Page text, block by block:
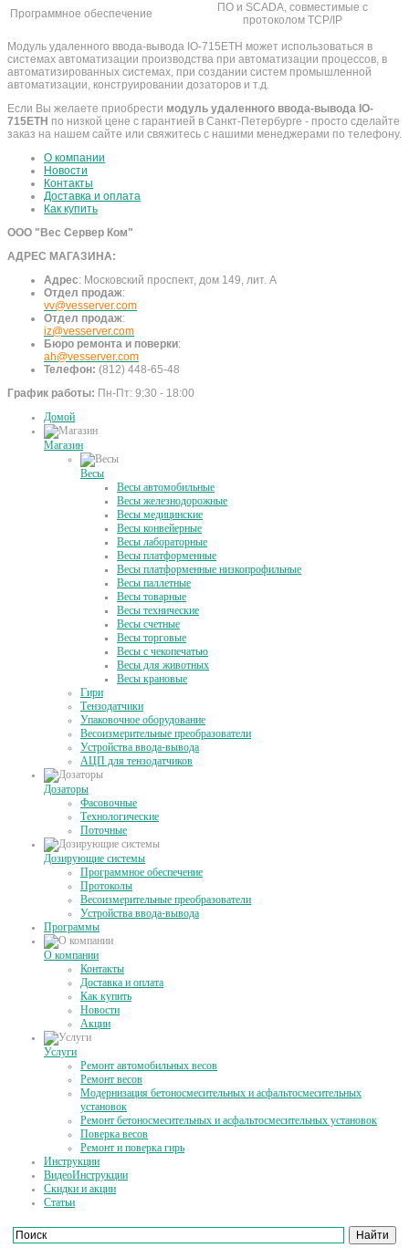
Программное обеспечение
ПО и SCADA, совместимые с
протоколом TCP/IP
Модуль удаленного ввода-вывода IO-715ETH может использоваться в
системах автоматизации производства при автоматизации процессов, в
автоматизированных системах, при создании систем промышленной
автоматизации, конструировании дозаторов и т.д.
Если Вы желаете приобрести модуль удаленного ввода-вывода IO-
715ETH по низкой цене с гарантией в Санкт-Петербурге - просто сделайте
заказ на нашем сайте или свяжитесь с нашими менеджерами по телефону.
О компании
Новости
Контакты
Доставка и оплата
Как купить
ООО "Вес Сервер Ком"
АДРЕС МАГАЗИНА:
Адрес: Московский проспект, дом 149, лит. А
Отдел продаж:
vv@vesserver.com
Отдел продаж:
iz@vesserver.com
Бюро ремонта и поверки:
ah@vesserver.com
Телефон: (812) 448-65-48
График работы: Пн-Пт: 9:30 - 18:00
Домой
Магазин
Весы
Весы автомобильные
Весы железнодорожные
Весы медицинские
Весы конвейерные
Весы лабораторные
Весы платформенные
Весы платформенные низкопрофильные
Весы паллетные
Весы товарные
Весы технические
Весы счетные
Весы торговые
Весы с чекопечатью
Весы для животных
Весы крановые
Гири
Тензодатчики
Упаковочное оборудование
Весоизмерительные преобразователи
Устройства ввода-вывода
АЦП для тензодатчиков
Дозаторы
Фасовочные
Технологические
Поточные
Дозирующие системы
Программное обеспечение
Протоколы
Весоизмерительные преобразователи
Устройства ввода-вывода
Программы
О компании
Контакты
Доставка и оплата
Как купить
Новости
Акции
Услуги
Ремонт автомобильных весов
Ремонт весов
Модернизация бетоносмесительных и асфальтосмесительных
установок
Ремонт бетоносмесительных и асфальтосмесительных установок
Поверка весов
Ремонт и поверка гирь
Инструкции
ВидеоИнструкции
Скидки и акции
Статьи